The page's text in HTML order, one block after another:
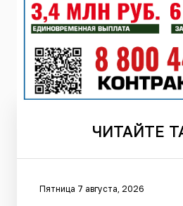
ЧИТАЙТЕ
Пятница 7 августа, 2026